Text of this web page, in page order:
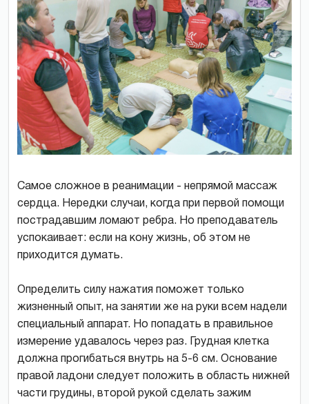
Самое сложное в реанимации - непрямой массаж
сердца. Нередки случаи, когда при первой помощи
пострадавшим ломают ребра. Но преподаватель
успокаивает: если на кону жизнь, об этом не
приходится думать.
Определить силу нажатия поможет только
жизненный опыт, на занятии же на руки всем надели
специальный аппарат. Но попадать в правильное
измерение удавалось через раз. Грудная клетка
должна прогибаться внутрь на 5-6 см. Основание
правой ладони следует положить в область нижней
части грудины, второй рукой сделать зажим